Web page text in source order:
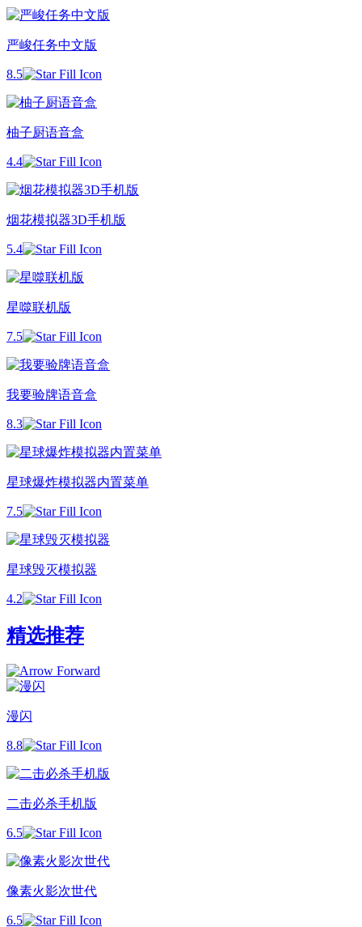
严峻任务中文版
8.5
柚子厨语音盒
4.4
烟花模拟器3D手机版
5.4
星噬联机版
7.5
我要验牌语音盒
8.3
星球爆炸模拟器内置菜单
7.5
星球毁灭模拟器
4.2
精选推荐
漫闪
8.8
二击必杀手机版
6.5
像素火影次世代
6.5